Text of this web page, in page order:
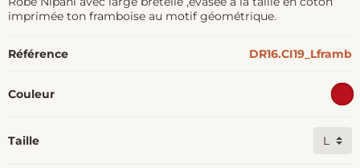
imprimée ton framboise au motif géométrique.
Référence DR16.CI19_Lframb
Couleur
Taille